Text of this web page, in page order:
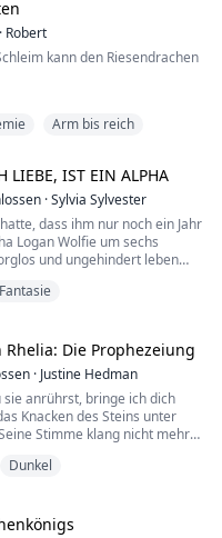
· Robert
kann den Riesendrachen
in den Bäumen. Doch für
sollte dieser Tag alles
in seinem kleinen Labor einige
Arm bis reich
LIEBE, IST EIN ALPHA
·Sylvia Sylvester
dass ihm nur noch ein Jahr
Logan Wolfie um sechs
und ungehindert leben
bevor er den Wunsch seiner
bevor der Fluch dich...
Fantasie
Die Prophezeiung
· Justine Hedman
anrührst, bringe ich dich
Knacken des Steins unter
Stimme klang nicht mehr
Dunkel